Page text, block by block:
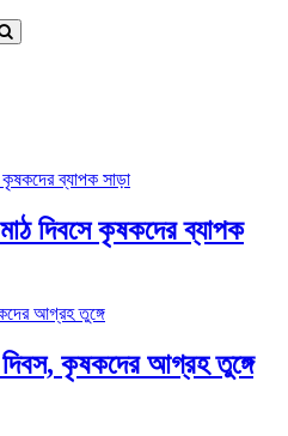
দিবসে কৃষকদের ব্যাপক
দিবস, কৃষকদের আগ্রহ তুঙ্গে